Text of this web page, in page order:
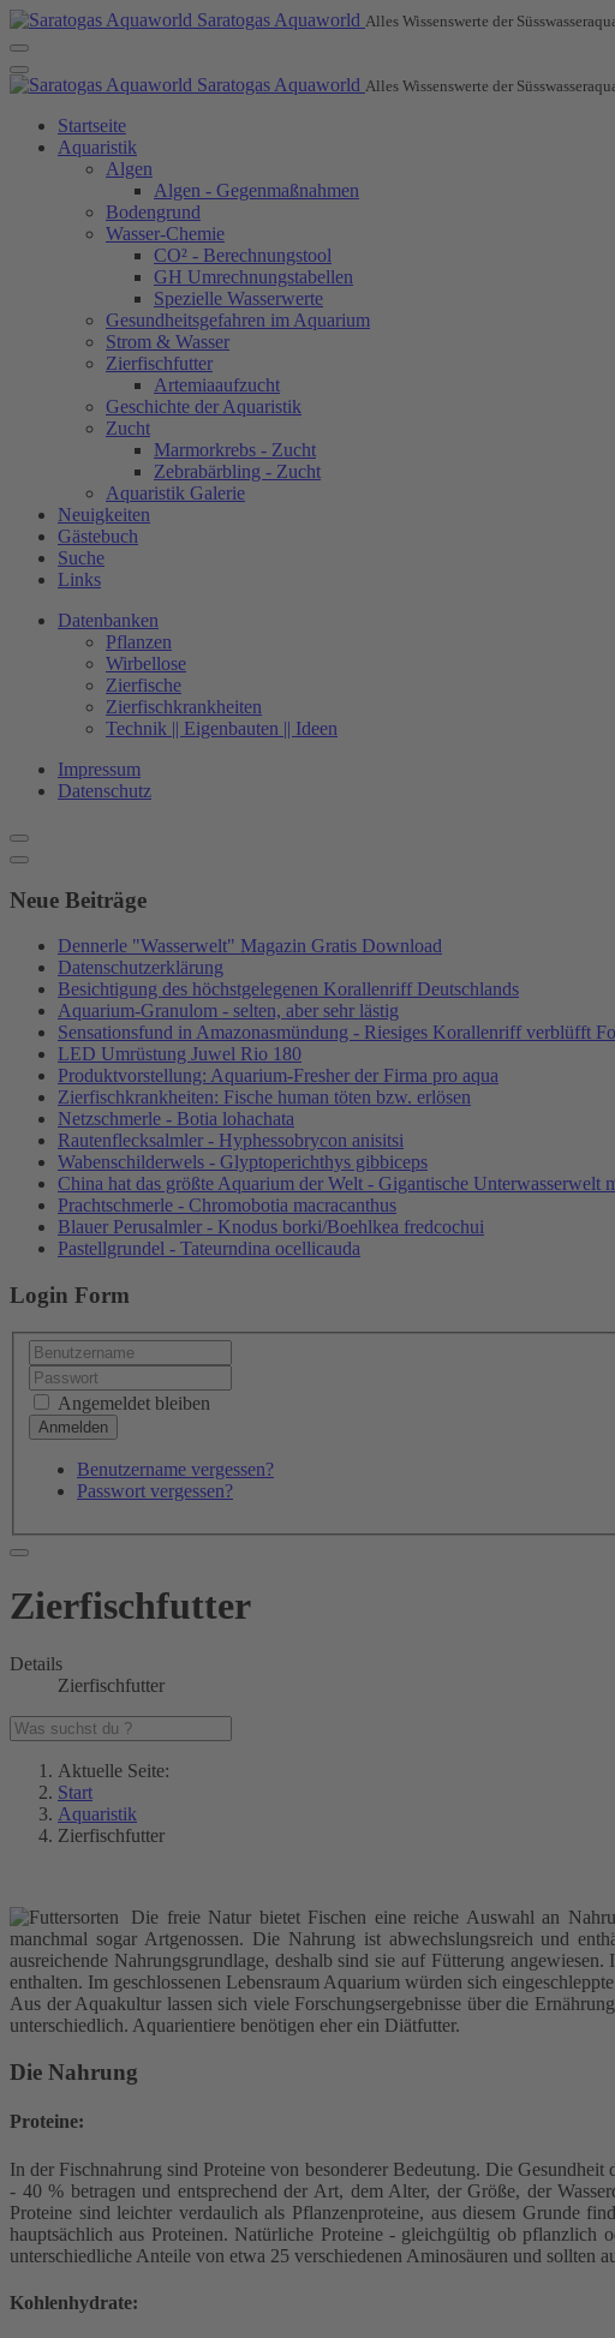
Saratogas Aquaworld Alles Wissenswerte der
Saratogas Aquaworld Alles Wissenswerte der
Startseite
Aquaristik
Algen
Algen - Gegenmaßnahmen
Bodengrund
Wasser-Chemie
CO² - Berechnungstool
GH Umrechnungstabellen
Spezielle Wasserwerte
Gesundheitsgefahren im Aquarium
Strom & Wasser
Zierfischfutter
Artemiaaufzucht
Geschichte der Aquaristik
Zucht
Marmorkrebs - Zucht
Zebrabärbling - Zucht
Aquaristik Galerie
Neuigkeiten
Gästebuch
Suche
Links
Datenbanken
Pflanzen
Wirbellose
Zierfische
Zierfischkrankheiten
Technik || Eigenbauten || Ideen
Impressum
Datenschutz
Neue Beiträge
Dennerle "Wasserwelt" Magazin Gratis Download
Datenschutzerklärung
Besichtigung des höchstgelegenen Korallenriff Deutschlands
Aquarium-Granulom - selten, aber sehr lästig
Sensationsfund in Amazonasmündung - Riesiges Korallenriff verblüfft
LED Umrüstung Juwel Rio 180
Produktvorstellung: Aquarium-Fresher der Firma pro aqua
Zierfischkrankheiten: Fische human töten bzw. erlösen
Netzschmerle - Botia lohachata
Rautenflecksalmler - Hyphessobrycon anisitsi
Wabenschilderwels - Glyptoperichthys gibbiceps
China hat das größte Aquarium der Welt - Gigantische Unterwasserwelt
Prachtschmerle - Chromobotia macracanthus
Blauer Perusalmler - Knodus borki/Boehlkea fredcochui
Pastellgrundel - Tateurndina ocellicauda
Login Form
Angemeldet bleiben
Benutzername vergessen?
Passwort vergessen?
Zierfischfutter
Details
Zierfischfutter
Aktuelle Seite:
Start
Aquaristik
Zierfischfutter
Die freie Natur bietet Fischen eine reiche Auswahl an
manchmal sogar Artgenossen. Die Nahrung ist abwechslungsreich und
ausreichende Nahrungsgrundlage, deshalb sind sie auf Fütterung
enthalten. Im geschlossenen Lebensraum Aquarium würden sich
Aus der Aquakultur lassen sich viele Forschungsergebnisse über die
unterschiedlich. Aquarientiere benötigen eher ein Diätfutter.
Die Nahrung
Proteine:
In der Fischnahrung sind Proteine von besonderer Bedeutung. Die
- 40 % betragen und entsprechend der Art, dem Alter, der Größe, der
Proteine sind leichter verdaulich als Pflanzenproteine, aus diesem Grunde
hauptsächlich aus Proteinen. Natürliche Proteine - gleichgültig ob pflanzlich
unterschiedliche Anteile von etwa 25 verschiedenen Aminosäuren und sollten
Kohlenhydrate: